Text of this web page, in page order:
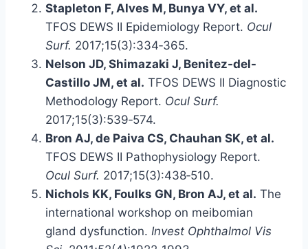
Stapleton F, Alves M, Bunya VY, et al.
TFOS DEWS II Epidemiology Report. Ocul
Surf. 2017;15(3):334‑365.
Nelson JD, Shimazaki J, Benitez-del-
Castillo JM, et al. TFOS DEWS II Diagnostic
Methodology Report. Ocul Surf.
2017;15(3):539‑574.
Bron AJ, de Paiva CS, Chauhan SK, et al.
TFOS DEWS II Pathophysiology Report.
Ocul Surf. 2017;15(3):438‑510.
Nichols KK, Foulks GN, Bron AJ, et al. The
international workshop on meibomian
gland dysfunction. Invest Ophthalmol Vis